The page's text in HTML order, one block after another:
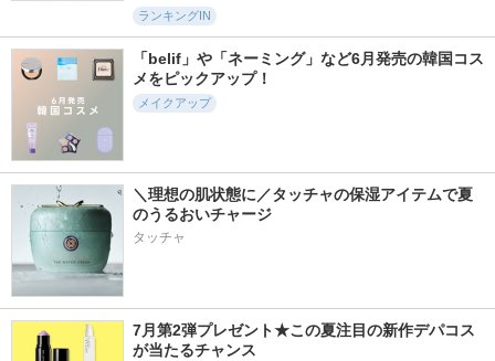
ランキングIN
「belif」や「ネーミング」など6月発売の韓国コス
メをピックアップ！
メイクアップ
＼理想の肌状態に／タッチャの保湿アイテムで夏
のうるおいチャージ
タッチャ
7月第2弾プレゼント★この夏注目の新作デパコス
が当たるチャンス